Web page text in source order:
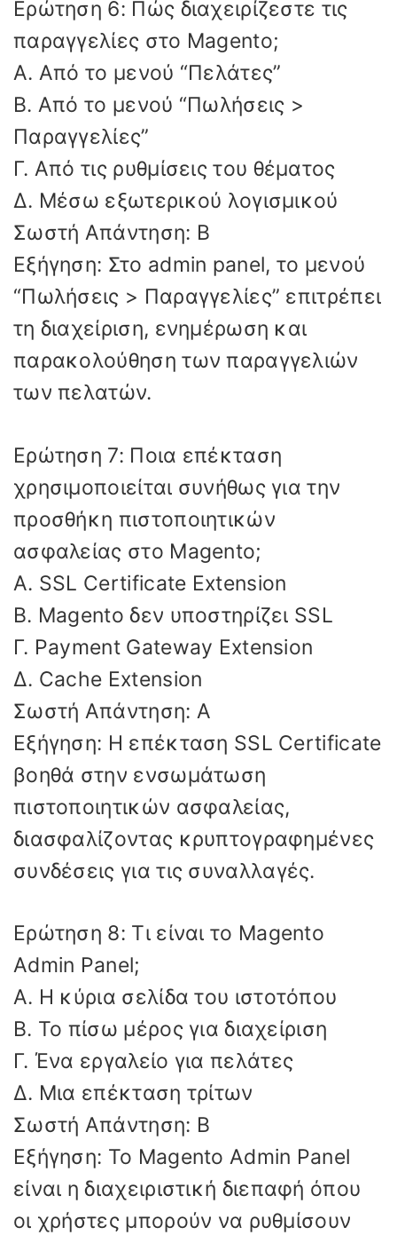
Ερώτηση 6: Πώς διαχειρίζεστε τις
παραγγελίες στο Magento;
Α. Από το μενού “Πελάτες”
Β. Από το μενού “Πωλήσεις >
Παραγγελίες”
Γ. Από τις ρυθμίσεις του θέματος
Δ. Μέσω εξωτερικού λογισμικού
Σωστή Απάντηση: Β
Εξήγηση: Στο admin panel, το μενού
“Πωλήσεις > Παραγγελίες” επιτρέπει
τη διαχείριση, ενημέρωση και
παρακολούθηση των παραγγελιών
των πελατών.
Ερώτηση 7: Ποια επέκταση
χρησιμοποιείται συνήθως για την
προσθήκη πιστοποιητικών
ασφαλείας στο Magento;
Α. SSL Certificate Extension
Β. Magento δεν υποστηρίζει SSL
Γ. Payment Gateway Extension
Δ. Cache Extension
Σωστή Απάντηση: Α
Εξήγηση: Η επέκταση SSL Certificate
βοηθά στην ενσωμάτωση
πιστοποιητικών ασφαλείας,
διασφαλίζοντας κρυπτογραφημένες
συνδέσεις για τις συναλλαγές.
Ερώτηση 8: Τι είναι το Magento
Admin Panel;
Α. Η κύρια σελίδα του ιστοτόπου
Β. Το πίσω μέρος για διαχείριση
Γ. Ένα εργαλείο για πελάτες
Δ. Μια επέκταση τρίτων
Σωστή Απάντηση: Β
Εξήγηση: Το Magento Admin Panel
είναι η διαχειριστική διεπαφή όπου
οι χρήστες μπορούν να ρυθμίσουν